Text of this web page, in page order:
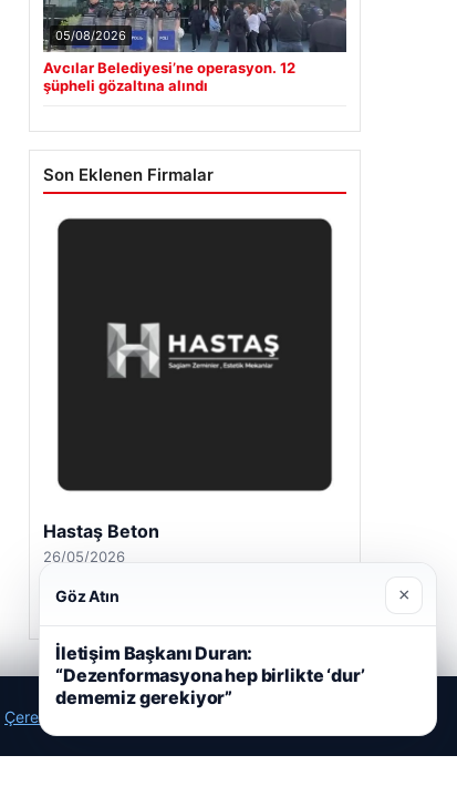
05/08/2026
Avcılar Belediyesi’ne operasyon. 12
şüpheli gözaltına alındı
Son Eklenen Firmalar
Hastaş Beton
26/05/2026
Çerez Politikamız
Göz Atın ×
İletişim Başkanı Duran:
“Dezenformasyona hep birlikte ‘dur’
dememiz gerekiyor”